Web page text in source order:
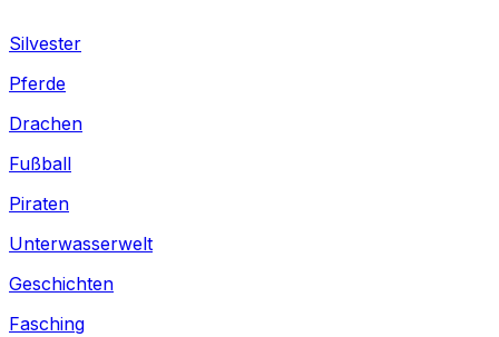
Silvester
Pferde
Drachen
Fußball
Piraten
Unterwasserwelt
Geschichten
Fasching